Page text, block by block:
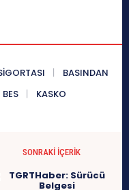
BASINDAN
BES KASKO
SONRAKI İÇERIK